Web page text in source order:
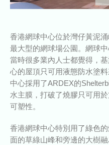
香港網球中心位於灣仔黃泥
最大型的網球場公園。網球
當時很多業內人士都覺得，
心的屋頂只可用液態防水塗
中心採用了ARDEX的
水主膜，打破了燒膠只可用
可塑性。
香港網球中心特別用了綠色
面的草綠山峰和旁邊的大樹